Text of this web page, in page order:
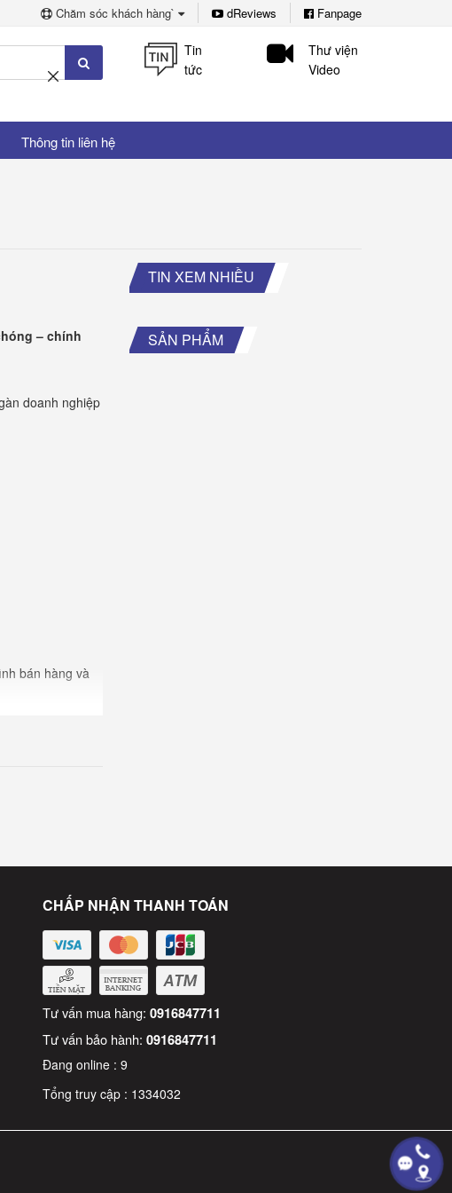
Chăm sóc khách hàng` dReviews Fanpage
Tin
tức
Thư viện
Video
Thông tin liên hệ
– chính
doanh nghiệp
bán hàng và
TIN XEM NHIỀU
SẢN PHẨM
CHẤP NHẬN THANH TOÁN
Tư vấn mua hàng: 0916847711
Tư vấn bảo hành: 0916847711
Đang online : 9
Tổng truy cập : 1334032